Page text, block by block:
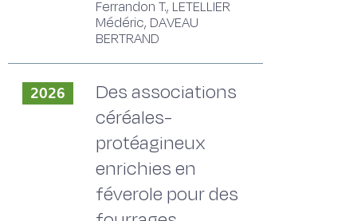
Ferrandon T., LETELLIER
Médéric, DAVEAU
BERTRAND
2026
Des associations
céréales-
protéagineux
enrichies en
féverole pour des